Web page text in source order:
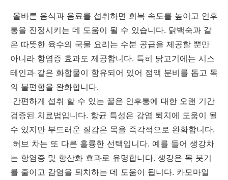
올바른 음식과 음료를 섭취하면 회복 속도를 높이고 인후
통을 진정시키는 데 도움이 될 수 있습니다. 닭백숙과 같
은 따뜻한 육수의 국물 요리는 수분 공급을 제공할 뿐만
아니라 항염증 효과도 제공합니다. 특히 닭고기에는 시스
테인과 같은 화합물이 함유되어 있어 점액 분비를 돕고 목
의 불편함을 완화합니다.
간편하게 섭취 할 수 있는 꿀은 인후통에 대한 오랜 기간
검증된 치료법입니다. 항균 특성은 감염 퇴치에 도움이 될
수 있지만 부드러운 질감은 목을 즉각적으로 완화합니다.
허브 차는 또 다른 훌륭한 선택입니다. 예를 들어 생강차
는 항염증 및 항산화 효과로 유명합니다. 생강은 목 붓기
를 줄이고 감염을 퇴치하는 데 도움이 됩니다. 카모마일